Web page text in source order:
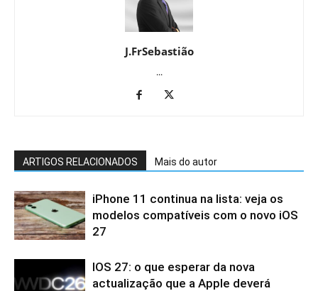
J.FrSebastião
...
ARTIGOS RELACIONADOS Mais do autor
iPhone 11 continua na lista: veja os
modelos compatíveis com o novo iOS
27
IOS 27: o que esperar da nova
actualização que a Apple deverá